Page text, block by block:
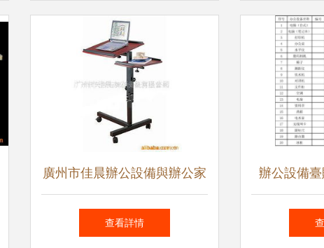
廣州市佳晨辦公設備與辦公家
具完整產品列表及選購指南
查看詳情
辦公設備